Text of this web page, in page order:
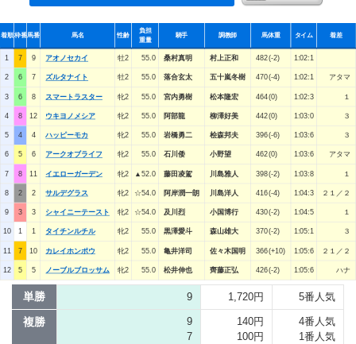
着順枠番馬番 馬名 性齢
負担
重量
騎手 調教師 馬体重 タイム 着差
1 7 9 アオノセカイ 牡2 55.0 桑村真明 村上正和 482(-2) 1:02:1
2 6 7 ズルタナイト 牡2 55.0 落合玄太 五十嵐冬樹 470(-4) 1:02:1 アタマ
3 6 8 スマートラスター 牝2 55.0 宮内勇樹 松本隆宏 464(0) 1:02:3 １
4 8 12 ウキヨノメシア 牝2 55.0 阿部龍 柳澤好美 442(0) 1:03:0 ３
5 4 4 ハッピーモカ 牝2 55.0 岩橋勇二 桧森邦夫 396(-6) 1:03:6 ３
6 5 6 アークオブライフ 牝2 55.0 石川倭 小野望 462(0) 1:03:6 アタマ
7 8 11 イエローガーデン 牝2 ▲52.0 藤田凌駕 川島雅人 398(-2) 1:03:8 １
8 2 2 サルデグラス 牝2 ☆54.0 阿岸潤一朗 川島洋人 416(-4) 1:04:3 ２１／２
9 3 3 シャイニーテースト 牝2 ☆54.0 及川烈 小国博行 430(-2) 1:04:5 １
10 1 1 タイチンルチル 牝2 55.0 黒澤愛斗 森山雄大 370(-2) 1:05:1 ３
11 7 10 カレイホンポウ 牝2 55.0 亀井洋司 佐々木国明 366(+10) 1:05:6 ２１／２
12 5 5 ノーブルブロッサム 牝2 55.0 松井伸也 齊藤正弘 426(-2) 1:05:6 ハナ
単勝 9 1,720円 5番人気
複勝
9
7
140円
100円
4番人気
1番人気